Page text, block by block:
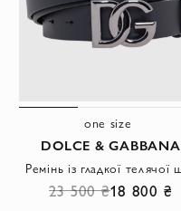
one size
DOLCE & GABBANA
23 500 ₴18 800 ₴